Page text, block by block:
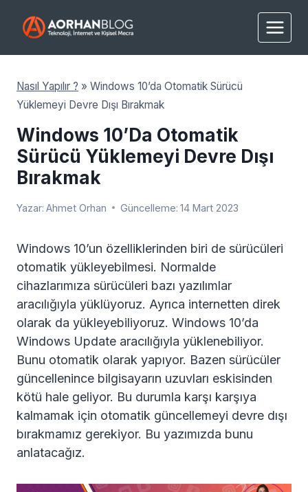
Nasıl Yapılır ? » Windows 10’da Otomatik Sürücü
Yüklemeyi Devre Dışı Bırakmak
Windows 10’da Otomatik
Sürücü Yüklemeyi Devre Dışı
Bırakmak
Yazar: Ahmet Orhan Güncelleme: 14 Mart 2023
Windows 10’un özelliklerinden biri de sürücüleri
otomatik yükleyebilmesi. Normalde
cihazlarımıza sürücüleri bazı yazılımlar
aracılığıyla yüklüyoruz. Ayrıca internetten direk
olarak da yükleyebiliyoruz. Windows 10’da
Windows Update aracılığıyla yüklenebiliyor.
Bunu otomatik olarak yapıyor. Bazen sürücüler
güncellenince bilgisayarın uzuvları eskisinden
kötü hale geliyor. Bu durumla karşı karşıya
kalmamak için otomatik güncellemeyi devre dışı
bırakmamız gerekiyor. Bu yazımızda bunu
anlatacağız.